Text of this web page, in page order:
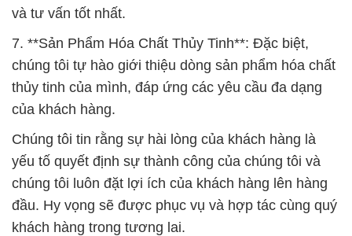
và tư vấn tốt nhất.
7. **Sản Phẩm Hóa Chất Thủy Tinh**: Đặc biệt,
chúng tôi tự hào giới thiệu dòng sản phẩm hóa chất
thủy tinh của mình, đáp ứng các yêu cầu đa dạng
của khách hàng.
Chúng tôi tin rằng sự hài lòng của khách hàng là
yếu tố quyết định sự thành công của chúng tôi và
chúng tôi luôn đặt lợi ích của khách hàng lên hàng
đầu. Hy vọng sẽ được phục vụ và hợp tác cùng quý
khách hàng trong tương lai.